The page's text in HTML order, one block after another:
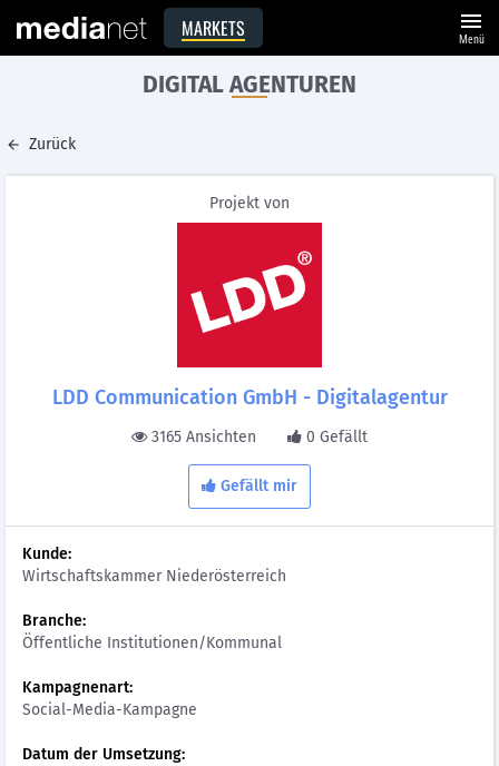
MARKETS menu
Menü
DIGITAL AGENTUREN
Zurück
Projekt von
LDD Communication GmbH - Digitalagentur
3165 Ansichten 0 Gefällt
Gefällt mir
Kunde:
Wirtschaftskammer Niederösterreich
Branche:
Öffentliche Institutionen/Kommunal
Kampagnenart:
Social-Media-Kampagne
Datum der Umsetzung: